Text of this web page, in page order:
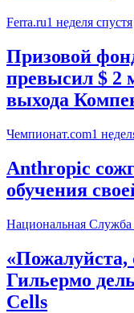
Ferra.ru1 неделя спустя
Призовой
превысил $ 2
выхода
Чемпионат.com1
Anthropic
обучения
Национальная Служба
«Пожалуйста,
Гильермо
Cells